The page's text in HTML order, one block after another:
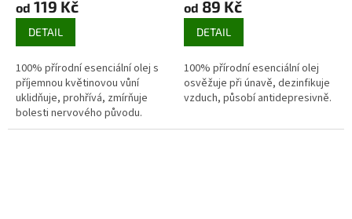
od 119 Kč
DETAIL
100% přírodní esenciální olej s
příjemnou květinovou vůní
uklidňuje, prohřívá, zmírňuje
bolesti nervového původu.
od 89 Kč
DETAIL
100% přírodní esenciální olej
osvěžuje při únavě, dezinfikuje
vzduch, působí antidepresivně.